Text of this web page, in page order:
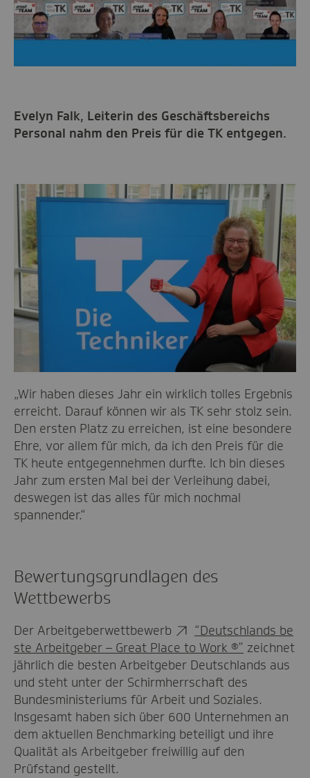
Evelyn Falk, Leiterin des Geschäftsbereichs
Personal nahm den Preis für die TK entgegen.
„Wir haben dieses Jahr ein wirklich tolles Ergebnis
erreicht. Darauf können wir als TK sehr stolz sein.
Den ersten Platz zu erreichen, ist eine besondere
Ehre, vor allem für mich, da ich den Preis für die
TK heute entgegennehmen durfte. Ich bin dieses
Jahr zum ersten Mal bei der Verleihung dabei,
deswegen ist das alles für mich nochmal
spannender.“
Bewertungsgrundlagen des
Wettbewerbs
Der Arbeitgeberwettbewerb
“Deutschlands be
ste Arbeitgeber – Great Place to Work ®” zeichnet
jährlich die besten Arbeitgeber Deutschlands aus
und steht unter der Schirmherrschaft des
Bundesministeriums für Arbeit und Soziales.
Insgesamt haben sich über 600 Unternehmen an
dem aktuellen Benchmarking beteiligt und ihre
Qualität als Arbeitgeber freiwillig auf den
Prüfstand gestellt.